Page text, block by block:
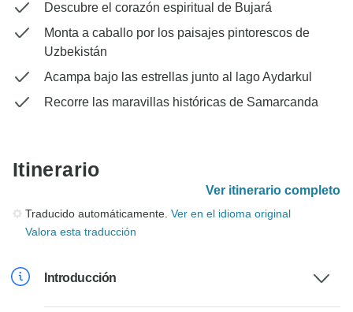
Descubre el corazón espiritual de Bujará
Monta a caballo por los paisajes pintorescos de
Uzbekistán
Acampa bajo las estrellas junto al lago Aydarkul
Recorre las maravillas históricas de Samarcanda
Itinerario
Ver itinerario completo
Traducido automáticamente. Ver en el idioma original
Valora esta traducción
Introducción